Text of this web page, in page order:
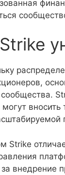
Strike
за